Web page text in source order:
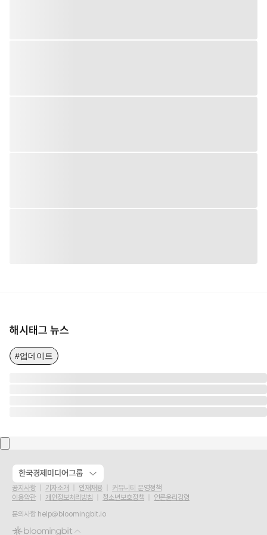
해시태그 뉴스
#업데이트
한국경제미디어그룹
공지사항 기자소개 인재채용
커뮤니티 운영정책
이용약관
개인정보처리방침 청소년보호정책
언론윤리강령
문의사항 help@bloomingbit.io